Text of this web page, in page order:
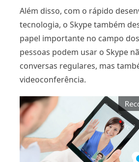
Além disso, com o rápido
tecnologia, o Skype também
papel importante no campo
pessoas podem usar o Skype
conversas regulares, mas
videoconferência.